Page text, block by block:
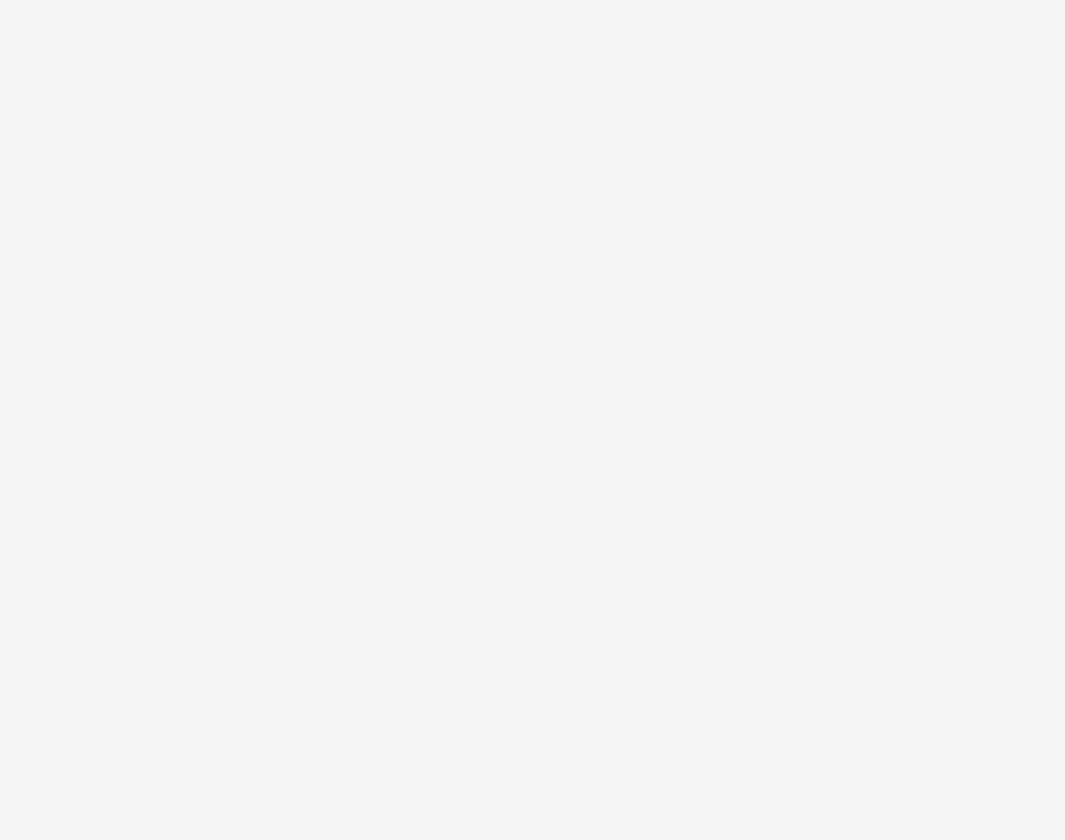
over 3 Signaleren, diagnostiek en verwijzen
van problematische angst of een angststoornis
en overwegingen in de werkgroep over signaleren
Begeleiden en behandelen
over 5 Begeleiden en behandelen
interventies
op school
over 6 Samenwerken